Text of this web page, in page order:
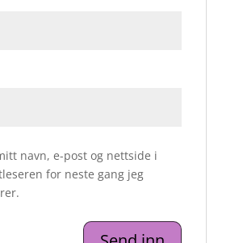
navn, e-post og nettside i
for neste gang jeg